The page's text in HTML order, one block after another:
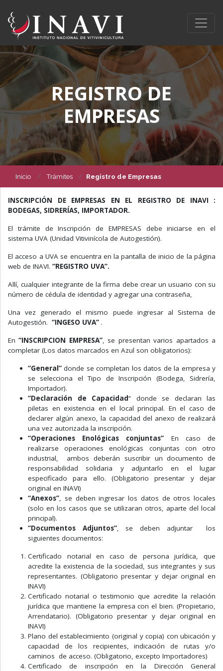
REGISTRO DE
EMPRESAS
Inicio Trámites Registro de Empresas
INSCRIPCIÓN DE EMPRESAS EN EL REGISTRO DE INAVI :
BODEGAS, SIDRERÍAS, IMPORTADOR.
El trámite de Inscripción de EMPRESAS debe iniciarse en el
sistema UVA (Unidad Vitivinícola de Autogestión).
El acceso a UVA se encuentra en la pantalla de inicio de la página
web de INAVI. “REGISTRO UVA”.
Allí, cualquier integrante de la firma debe crear un usuario con su
número de cédula de identidad y agregar una contraseña,
Una vez generado el mismo puede ingresar al Sistema de
Autogestión. “INGESO UVA” .
En“INSCRIPCION EMPRESA”, se presentan varios apartados a
completar (Los datos marcados en Azul son obligatorios):
“General” donde se completan los datos de la empresa y
se selecciona el Tipo de Inscripción (Bodega, Sidrería,
Importador).
“Declaración de Capacidad” donde se declaran las
piletas en existencia en el local principal. En el caso de
declarer algún anexo, la capacidad del anexo de realizará
una vez autorizada la inscripción.
“Operaciones Enológicas conjuntas” En caso de
realizarse operaciones enológicas conjuntas con otro
industrial, ambos deberán suscribir un documento de
responsabilidad solidaria y adjuntarlo en el lugar
especificado para ello. (Obligatorio presentar y dejar
original en INAVI)
“Anexos”, se deben ingresar los datos de otros locales
(solo en los casos que se utilizaran otros, aparte del local
principal).
“Documentos Adjuntos”, se deben adjuntar los
siguientes documentos:
Certificado notarial en caso de persona jurídica, que
acredite la existencia de la sociedad, sus integrantes y sus
representantes. (Obligatorio presentar y dejar original en
INAVI)
Certificado notarial o testimonio que acredite la relación
jurídica que mantiene la empresa con el bien. (Propietario,
Arrendatario). (Obligatorio presentar y dejar original en
INAVI)
Plano del establecimiento (original y copia) con ubicación y
capacidad de los recipientes, indicación de rutas y/o
caminos de acceso. (Obligatorio, excepto Importadores)
Certificado de inscripción en la Dirección General